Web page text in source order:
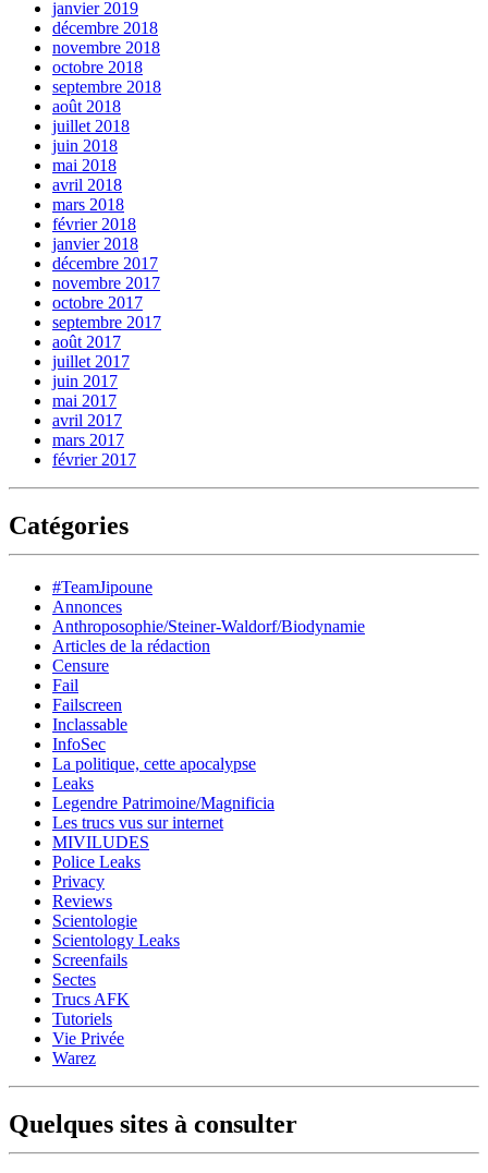
janvier 2019
décembre 2018
novembre 2018
octobre 2018
septembre 2018
août 2018
juillet 2018
juin 2018
mai 2018
avril 2018
mars 2018
février 2018
janvier 2018
décembre 2017
novembre 2017
octobre 2017
septembre 2017
août 2017
juillet 2017
juin 2017
mai 2017
avril 2017
mars 2017
février 2017
Catégories
#TeamJipoune
Annonces
Anthroposophie/Steiner-Waldorf/Biodynamie
Articles de la rédaction
Censure
Fail
Failscreen
Inclassable
InfoSec
La politique, cette apocalypse
Leaks
Legendre Patrimoine/Magnificia
Les trucs vus sur internet
MIVILUDES
Police Leaks
Privacy
Reviews
Scientologie
Scientology Leaks
Screenfails
Sectes
Trucs AFK
Tutoriels
Vie Privée
Warez
Quelques sites à consulter